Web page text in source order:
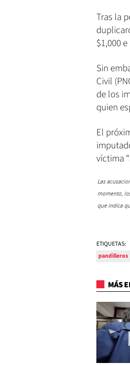
Tras la
$1,000
Sin
Civil
de los
quien
El
víctima
ETIQUETAS:
pandilleros
MÁS